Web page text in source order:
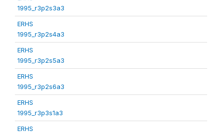
1995_r3p2s3a3
ERHS
1995_r3p2s4a3
ERHS
1995_r3p2s5a3
ERHS
1995_r3p2s6a3
ERHS
1995_r3p3s1a3
ERHS